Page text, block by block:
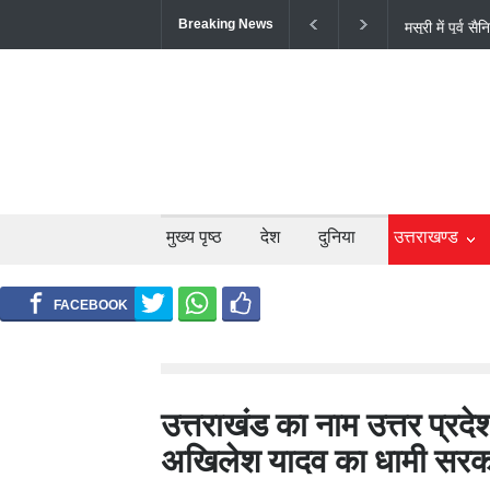
Breaking News
अल्मोड़ा के
सफल ट्रायल से
मुख्य पृष्ठ देश दुनिया उत्तराखण्ड
उत्तराखंड का नाम उत्तर
अखिलेश यादव का धामी